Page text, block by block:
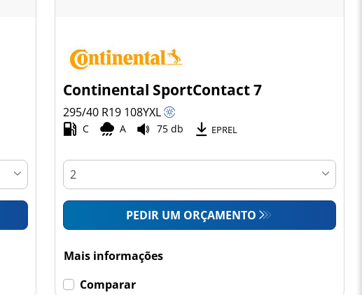
Continental SportContact 7
295/40 R19 108YXL
C A 75 db EPREL
PEDIR UM ORÇAMENTO
Mais informações
Comparar